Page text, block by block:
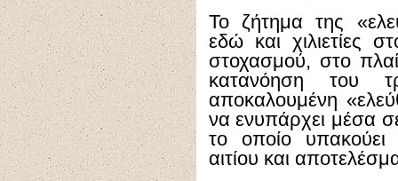
Το ζήτημα της
εδώ και χιλιετίες
στοχασμού, στο
κατανόηση του
αποκαλουμένη
να ενυπάρχει μέσα
το οποίο
αιτίου και